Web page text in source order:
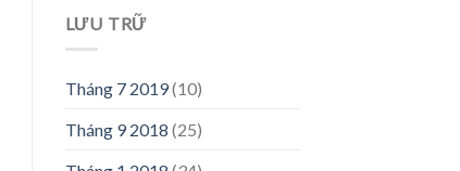
LƯU TRỮ
Tháng 7 2019(10)
Tháng 9 2018 (25)